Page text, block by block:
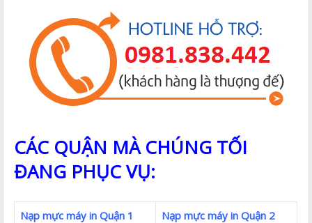
CÁC QUẬN MÀ CHÚNG TỐI
ĐANG PHỤC VỤ:
Nạp mực máy in Quận 1
Nạp mực máy in Quận 2